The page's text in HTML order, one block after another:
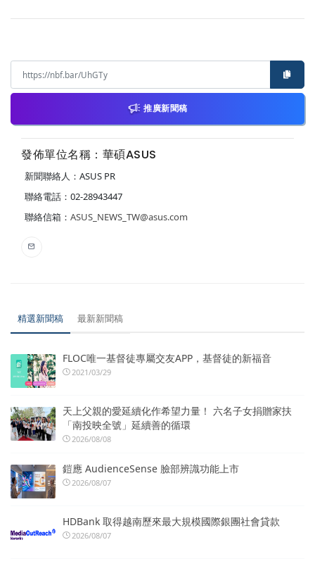
推廣新聞稿
發佈單位名稱：華碩ASUS
新聞聯絡人：ASUS PR
聯絡電話：02-28943447
聯絡信箱： ASUS_NEWS_TW@asus.com
精選新聞稿 最新新聞稿
FLOC唯一基督徒專屬交友APP，基督徒的新福音
2021/03/29
天上父親的愛延續化作希望力量！ 六名子女捐贈家扶
「南投映全號」延續善的循環
2026/08/08
鎧應 AudienceSense 臉部辨識功能上市
2026/08/07
HDBank 取得越南歷來最大規模國際銀團社會貸款
2026/08/07